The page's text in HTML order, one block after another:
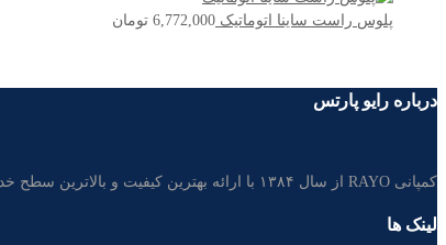
پلوس راست ساینا اتوماتیک 6,772,000 تومان
درباره رایو پارتس
کمپانی RAYO از سال ۱۳۸۴ با ارائه بهترین کیفیت و بالاترین سطح خدمات به مشتریان، تامین کننده غالب قطعات خودرو در بازار لوازم یدکی ایران است.
لینک ها